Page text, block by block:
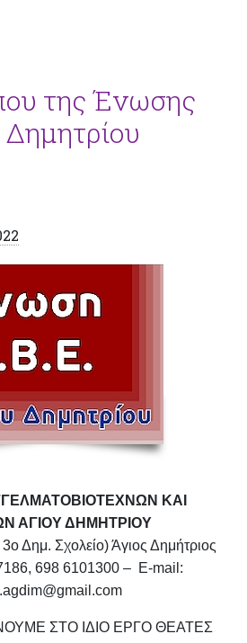
της Ένωσης
ΚΑΙ
ΑΓΙΟΥ ΔΗΜΗΤΡΙΟΥ
Δημ. Σχολείο) Άγιος Δημήτριος
698 6101300 – E-mail:
ΣΤΟ ΙΔΙΟ ΕΡΓΟ ΘΕΑΤΕΣ